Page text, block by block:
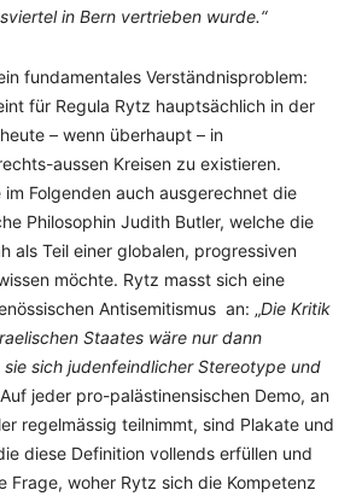
in Bern vertrieben wurde.“
fundamentales Verständnisproblem:
für Regula Rytz hauptsächlich in der
– wenn überhaupt – in
aussen Kreisen zu existieren.
im Folgenden auch ausgerechnet die
Philosophin Judith Butler, welche die
als Teil einer globalen, progressiven
möchte. Rytz masst sich eine
Antisemitismus an: „Die Kritik
Staates wäre nur dann
sich judenfeindlicher Stereotype und
Auf jeder pro-palästinensischen Demo, an
regelmässig teilnimmt, sind Plakate und
diese Definition vollends erfüllen und
Frage, woher Rytz sich die Kompetenz